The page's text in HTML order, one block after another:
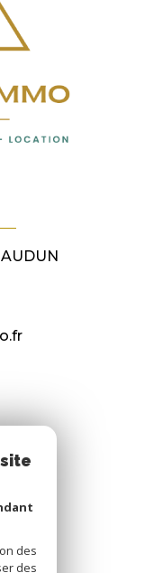
des
des